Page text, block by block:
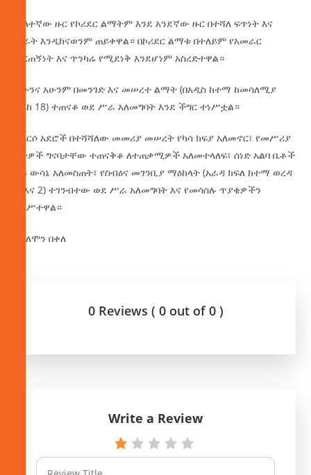
ሁለተኛው ዙር የኮሪደር ልማትም እንደ አንደኛው ዙር በተሻለ ፍጥነት እና
ጥራት እንዲከናወንም ጠይቀዋል። በኮሪደር ልማቱ በተለይም የአመራር
ቁርጠኝነት እና ጥንካሬ የሚደነቅ እንደሆነም አስረድተዋል።
ይሁንና አሁንም በመንገድ እና መሠረተ ልማት (በአዲስ ከተማ ከመሳለሚያ
እስከ 18) ተጠናቆ ወደ ሥራ አለመግባት እንደ ችግር ተነሥቷል።
ለአርሶ አደሮች በተሻሻለው መመሪያ መሠረት የካሳ ክፍያ አለመኖር፣ የመሥሪያ
ቦታዎች ግናባታቸው ተጠናቅቆ ለተጠቃሚዎች አለመተላለፍ፣ ሰነድ አልባ ቤቶች
ላይ ውሳኔ አለመስጠት፣ የስብዕና መገንቢያ ማዕከላት (አራዳ ክፍለ ከተማ ወረዳ
1 እና 2) ተገንብተው ወደ ሥራ አለመግባት እና የመሳሰሉ ጥያቄዎችን
አንሥተዋል።
በሰለሞን በቀለ
0 Reviews ( 0 out of 0 )
Write a Review